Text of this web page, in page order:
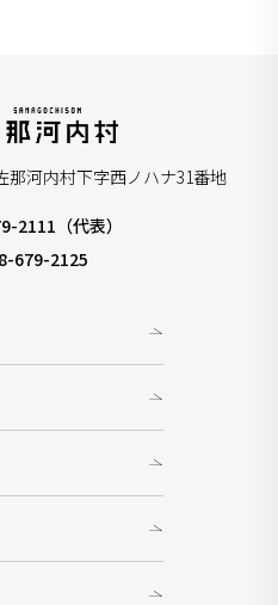
河内村下字西ノハナ31番地
2111（代表）
679-2125